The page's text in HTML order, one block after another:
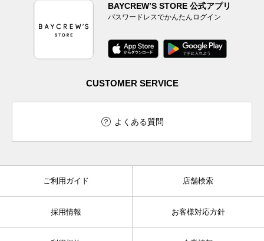
BAYCREW’S STORE 公式アプリ
パスワードレスでかんたんログイン
CUSTOMER SERVICE
よくある質問
ご利用ガイド 店舗検索
採用情報 お客様対応方針